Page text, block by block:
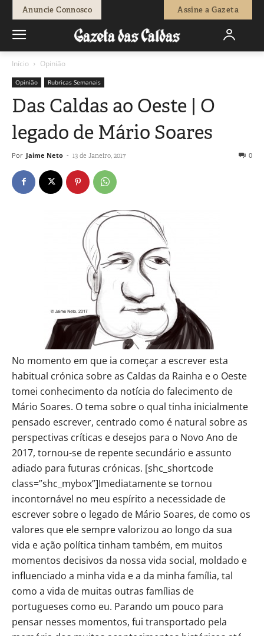
Anuncie Connosco Assine a Gazeta
Início Opinião
Opinião Rubricas Semanais
Das Caldas ao Oeste | O
legado de Mário Soares
Por Jaime Neto - 13 de Janeiro, 2017 0
No momento em que ia começar a escrever esta
habitual crónica sobre as Caldas da Rainha e o Oeste
tomei conhecimento da notícia do falecimento de
Mário Soares. O tema sobre o qual tinha inicialmente
pensado escrever, centrado como é natural sobre as
perspectivas críticas e desejos para o Novo Ano de
2017, tornou-se de repente secundário e assunto
adiado para futuras crónicas. [shc_shortcode
class=”shc_mybox”]Imediatamente se tornou
incontornável no meu espírito a necessidade de
escrever sobre o legado de Mário Soares, de como os
valores que ele sempre valorizou ao longo da sua
vida e ação política tinham também, em muitos
momentos decisivos da nossa vida social, moldado e
influenciado a minha vida e a da minha família, tal
como a vida de muitas outras famílias de
portugueses como eu. Parando um pouco para
pensar nesses momentos, fui transportado pela